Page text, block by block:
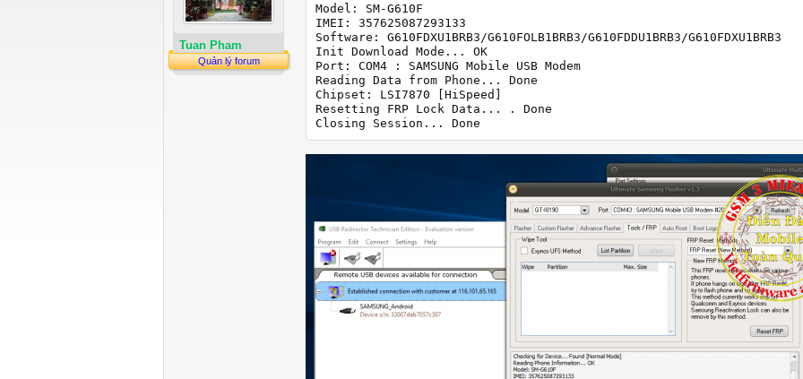
Tuan Pham
Quản lý forum
Model: SM-G610F
IMEI: 357625087293133
Software: G610FDXU1BRB3/G610FOLB1BRB3/G610FDDU1BRB3/G610FDXU1BRB3
Init Download Mode... OK
Port: COM4 : SAMSUNG Mobile USB Modem
Reading Data from Phone... Done
Chipset: LSI7870 [HiSpeed]
Resetting FRP Lock Data... . Done
Closing Session... Done